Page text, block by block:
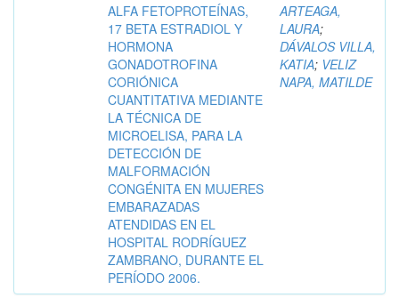
ALFA FETOPROTEÍNAS,
17 BETA ESTRADIOL Y
HORMONA
GONADOTROFINA
CORIÓNICA
CUANTITATIVA MEDIANTE
LA TÉCNICA DE
MICROELISA, PARA LA
DETECCIÓN DE
MALFORMACIÓN
CONGÉNITA EN MUJERES
EMBARAZADAS
ATENDIDAS EN EL
HOSPITAL RODRÍGUEZ
ZAMBRANO, DURANTE EL
PERÍODO 2006.
ARTEAGA,
LAURA;
DÁVALOS VILLA,
KATIA; VELIZ
NAPA, MATILDE